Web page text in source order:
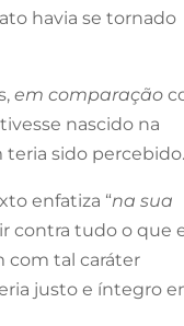
havia se tornado
em comparação
nascido na
teria sido percebido.
enfatiza “na sua
contra tudo o que
com tal caráter
justo e íntegro